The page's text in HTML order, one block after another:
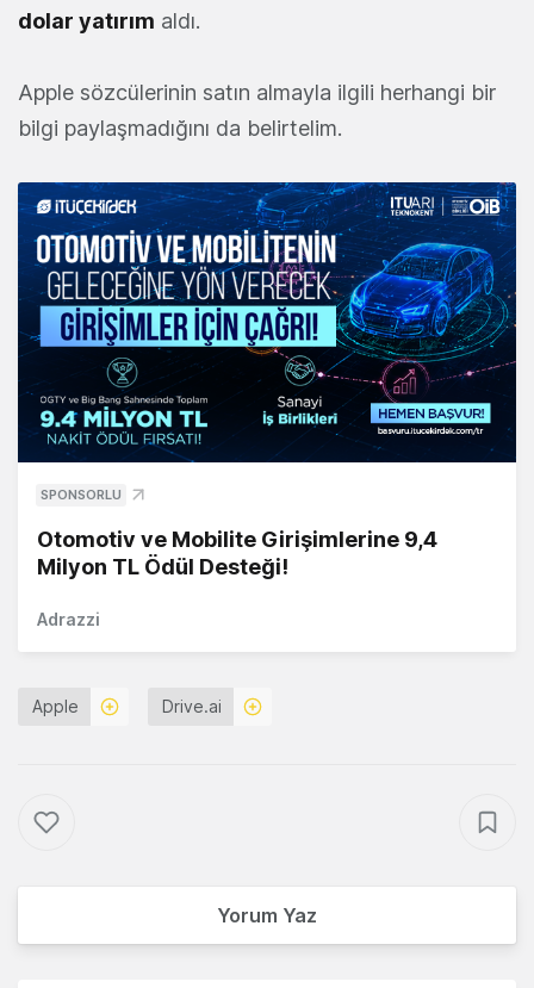
dolar yatırım aldı.
Apple sözcülerinin satın almayla ilgili herhangi bir
bilgi paylaşmadığını da belirtelim.
SPONSORLU
Otomotiv ve Mobilite Girişimlerine 9,4
Milyon TL Ödül Desteği!
Adrazzi
Apple Drive.ai
Yorum Yaz